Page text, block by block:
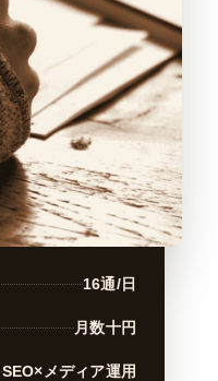
16通/日
月数十円
SEO×メディア運用